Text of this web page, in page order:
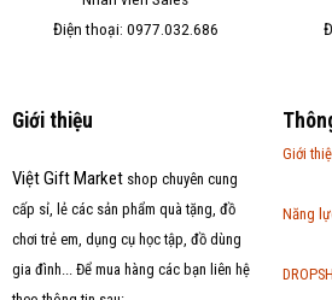
Điện thoại: 0977.032.686
Giới thiệu
Việt Gift Marketshop chuyên cung
cấp sỉ, lẻ các sản phẩm quà tặng, đồ
chơi trẻ em, dụng cụ học tập, đồ dùng
gia đình... Để mua hàng các bạn liên hệ
Giới
Năng